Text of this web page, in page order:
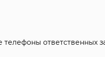
ответственных